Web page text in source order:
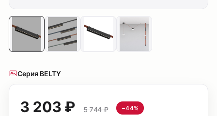
Серия BELTY
3 203 ₽ 5 744 ₽ −44%